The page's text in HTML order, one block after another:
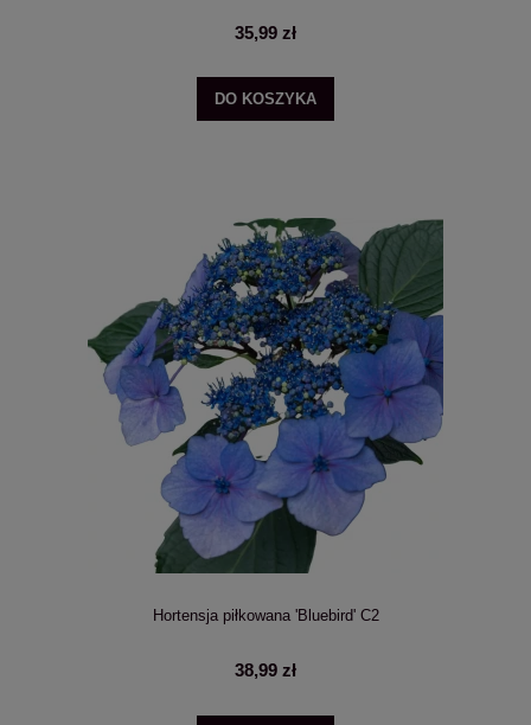
35,99 zł
DO KOSZYKA
Hortensja piłkowana 'Bluebird' C2
38,99 zł